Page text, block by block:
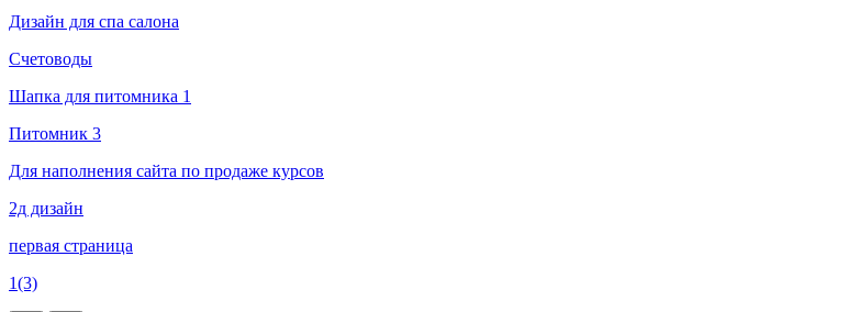
Дизайн для спа салона
Счетоводы
Шапка для питомника 1
Питомник 3
Для наполнения сайта по продаже курсов
2д дизайн
первая страница
1(3)